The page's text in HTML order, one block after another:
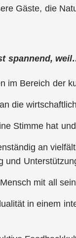
Gäste, die
spannend,
im Bereich der
die
Stimme hat
an
und
mit all
in einem